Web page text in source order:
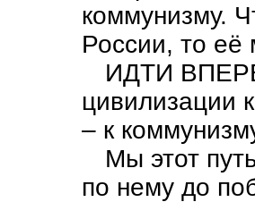
коммунизму.
России, то
ИДТИ
цивилизации
– к
Мы этот
по нему до